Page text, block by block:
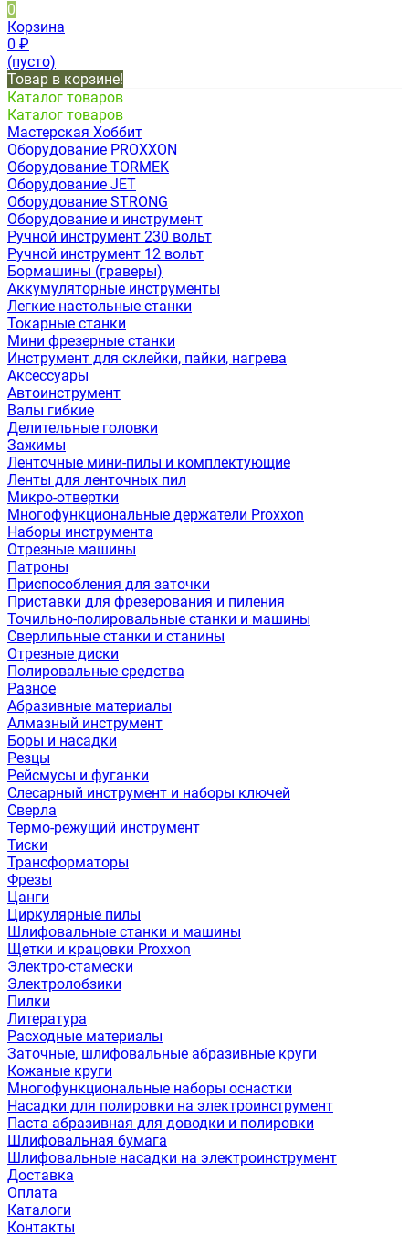
0
Корзина
0 ₽
(пусто)
Товар в корзине!
Каталог товаров
Каталог товаров
Мастерская Хоббит
Оборудование PROXXON
Оборудование TORMEK
Оборудование JET
Оборудование STRONG
Оборудование и инструмент
Ручной инструмент 230 вольт
Ручной инструмент 12 вольт
Бормашины (граверы)
Аккумуляторные инструменты
Легкие настольные станки
Токарные станки
Мини фрезерные станки
Инструмент для склейки, пайки, нагрева
Аксессуары
Автоинструмент
Валы гибкие
Делительные головки
Зажимы
Ленточные мини-пилы и комплектующие
Ленты для ленточных пил
Микро-отвертки
Многофункциональные держатели Proxxon
Наборы инструмента
Отрезные машины
Патроны
Приспособления для заточки
Приставки для фрезерования и пиления
Точильно-полировальные станки и машины
Сверлильные станки и станины
Отрезные диски
Полировальные средства
Разное
Абразивные материалы
Алмазный инструмент
Боры и насадки
Резцы
Рейсмусы и фуганки
Слесарный инструмент и наборы ключей
Сверла
Термо-режущий инструмент
Тиски
Трансформаторы
Фрезы
Цанги
Циркулярные пилы
Шлифовальные станки и машины
Щетки и крацовки Proxxon
Электро-стамески
Электролобзики
Пилки
Литература
Расходные материалы
Заточные, шлифовальные абразивные круги
Кожаные круги
Многофункциональные наборы оснастки
Насадки для полировки на электроинструмент
Паста абразивная для доводки и полировки
Шлифовальная бумага
Шлифовальные насадки на электроинструмент
Доставка
Оплата
Каталоги
Контакты